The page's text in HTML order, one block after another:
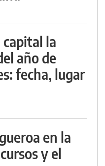
capital la
año de
fecha, lugar
en la
y el